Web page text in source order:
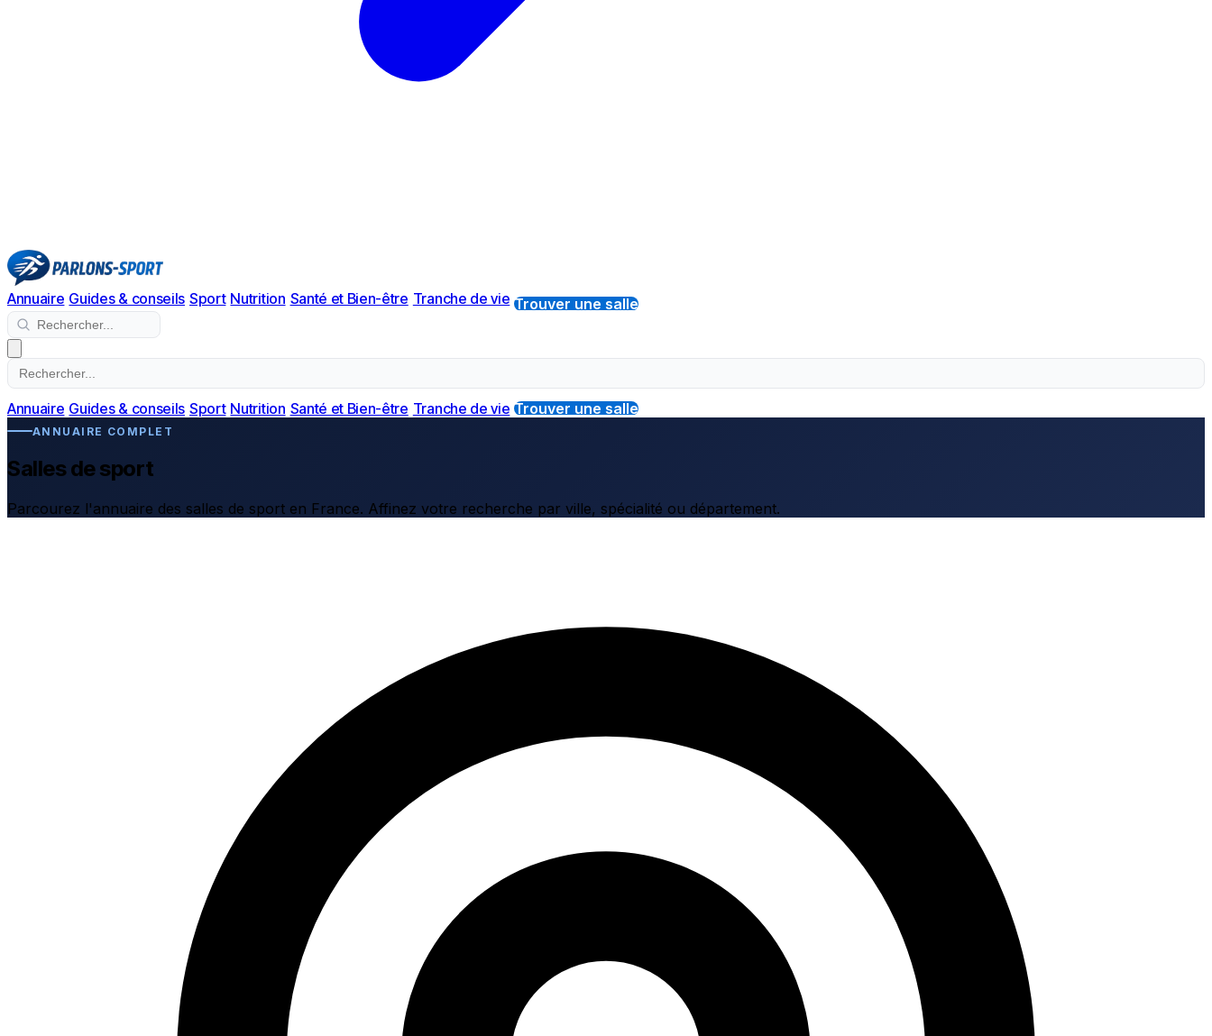
Annuaire Guides & conseils Sport Nutrition Santé et Bien-être Tranche de vie Trouver une salle
Annuaire Guides & conseils Sport Nutrition Santé et Bien-être Tranche de vie Trouver une salle
ANNUAIRE COMPLET
Salles de sport
Parcourez l'annuaire des salles de sport en France. Affinez votre recherche par ville, spécialité ou département.